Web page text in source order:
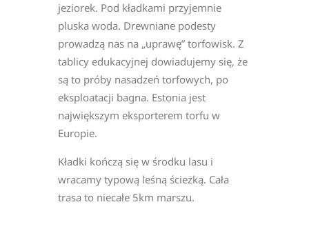
jeziorek. Pod kładkami przyjemnie
pluska woda. Drewniane podesty
prowadzą nas na „uprawę” torfowisk. Z
tablicy edukacyjnej dowiadujemy się, że
są to próby nasadzeń torfowych, po
eksploatacji bagna. Estonia jest
największym eksporterem torfu w
Europie.
Kładki kończą się w środku lasu i
wracamy typową leśną ścieżką. Cała
trasa to niecałe 5km marszu.